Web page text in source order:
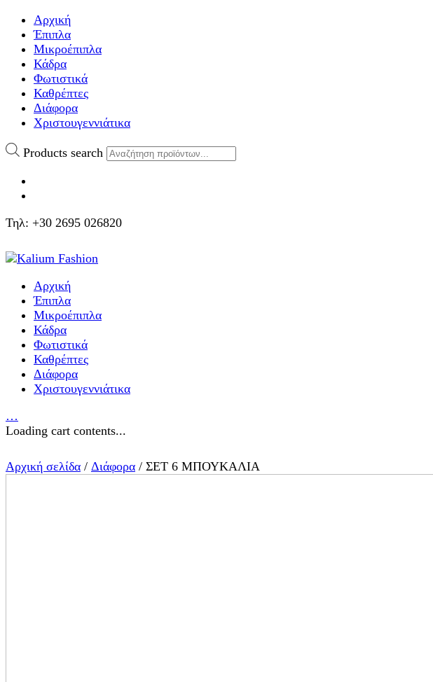
Αρχική
Έπιπλα
Μικροέπιπλα
Κάδρα
Φωτιστικά
Καθρέπτες
Διάφορα
Χριστουγεννιάτικα
Products search
Τηλ: +30 2695 026820
Αρχική
Έπιπλα
Μικροέπιπλα
Κάδρα
Φωτιστικά
Καθρέπτες
Διάφορα
Χριστουγεννιάτικα
…
Loading cart contents...
Αρχική σελίδα / Διάφορα / ΣΕΤ 6 ΜΠΟΥΚΑΛΙΑ